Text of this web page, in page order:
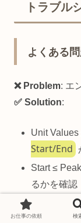
トラブル
よくある
❌ Problem: エ
✅ Solution:
Unit Values
Start/End
Start ≤
るかを確認
Start Unit /
位がすべて
お仕事の依頼 検